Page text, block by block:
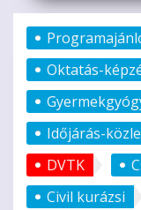
Oktatás-
Időjárás-
DVTK
Civil kurázsi